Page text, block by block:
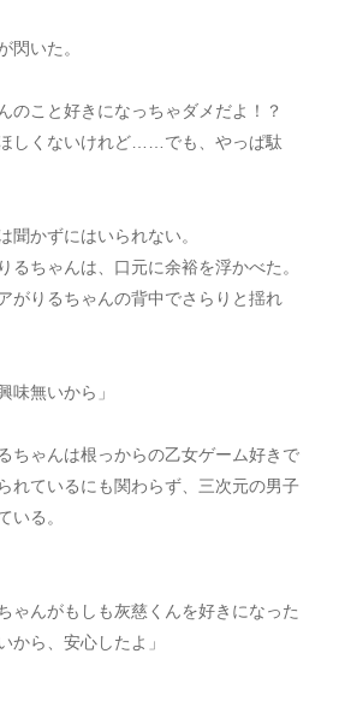
閃いた。
のこと好きになっちゃダメだよ！？
しくないけれど……でも、やっぱ駄
聞かずにはいられない。
るちゃんは、口元に余裕を浮かべた。
がりるちゃんの背中でさらりと揺れ
味無いから」
ちゃんは根っからの乙女ゲーム好きで
れているにも関わらず、三次元の男子
いる。
ゃんがもしも灰慈くんを好きになった
から、安心したよ」